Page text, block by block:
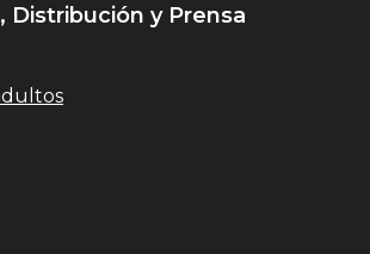
Distribución y Prensa